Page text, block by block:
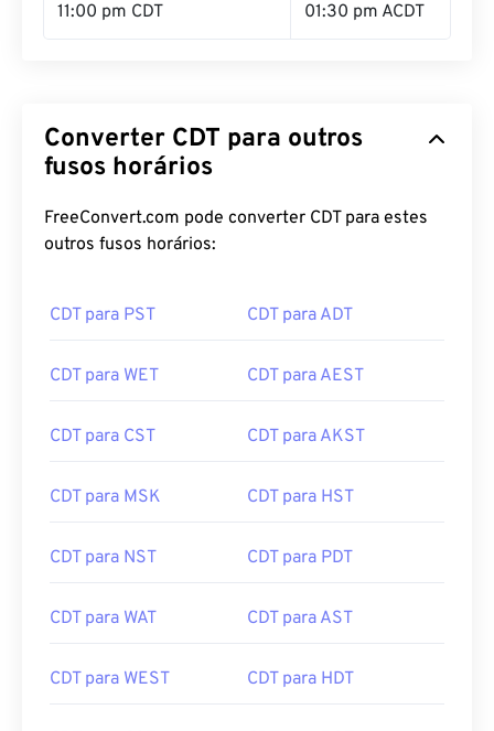
11:00 pm CDT 01:30 pm ACDT
Converter CDT para outros
fusos horários
FreeConvert.com pode converter CDT para estes
outros fusos horários:
CDT para PST CDT para ADT
CDT para WET CDT para AEST
CDT para CST CDT para AKST
CDT para MSK CDT para HST
CDT para NST CDT para PDT
CDT para WAT CDT para AST
CDT para WEST CDT para HDT